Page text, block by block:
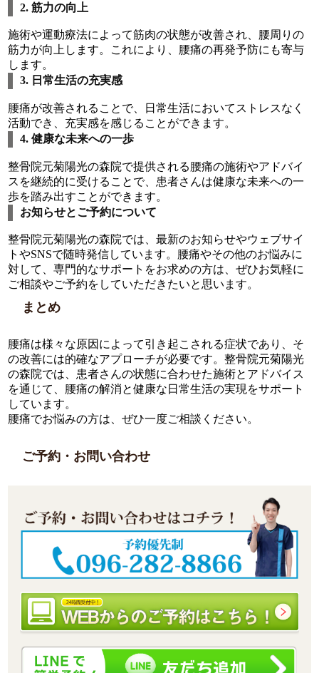
2. 筋力の向上
施術や運動療法によって筋肉の状態が改善され、腰周りの
筋力が向上します。これにより、腰痛の再発予防にも寄与
します。
3. 日常生活の充実感
腰痛が改善されることで、日常生活においてストレスなく
活動でき、充実感を感じることができます。
4. 健康な未来への一歩
整骨院元菊陽光の森院で提供される腰痛の施術やアドバイ
スを継続的に受けることで、患者さんは健康な未来への一
歩を踏み出すことができます。
お知らせとご予約について
整骨院元菊陽光の森院では、最新のお知らせやウェブサイ
トやSNSで随時発信しています。腰痛やその他のお悩みに
対して、専門的なサポートをお求めの方は、ぜひお気軽に
ご相談やご予約をしていただきたいと思います。
まとめ
腰痛は様々な原因によって引き起こされる症状であり、そ
の改善には的確なアプローチが必要です。整骨院元菊陽光
の森院では、患者さんの状態に合わせた施術とアドバイス
を通じて、腰痛の解消と健康な日常生活の実現をサポート
しています。
腰痛でお悩みの方は、ぜひ一度ご相談ください。
ご予約・お問い合わせ